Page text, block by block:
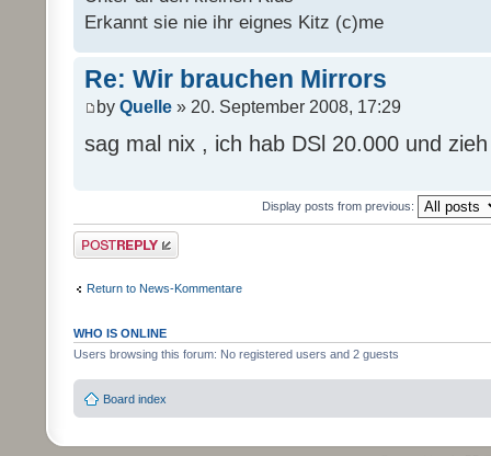
Erkannt sie nie ihr eignes Kitz (c)me
Re: Wir brauchen Mirrors
by Quelle » 20. September 2008, 17:29
sag mal nix , ich hab DSl 20.000 und
Display posts from previous:
Post a reply
Return to News-Kommentare
WHO IS ONLINE
Users browsing this forum: No registered users and 2 guests
Board index